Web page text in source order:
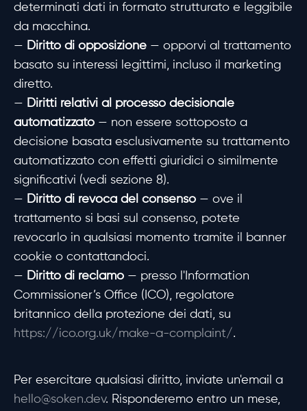
determinati dati in formato strutturato e leggibile
da macchina.
— Diritto di opposizione — opporvi al trattamento
basato su interessi legittimi, incluso il marketing
diretto.
— Diritti relativi al processo decisionale
automatizzato — non essere sottoposto a
decisione basata esclusivamente su trattamento
automatizzato con effetti giuridici o similmente
significativi (vedi sezione 8).
— Diritto di revoca del consenso — ove il
trattamento si basi sul consenso, potete
revocarlo in qualsiasi momento tramite il banner
cookie o contattandoci.
— Diritto di reclamo — presso l'Information
Commissioner’s Office (ICO), regolatore
britannico della protezione dei dati, su
https://ico.org.uk/make-a-complaint/.
Per esercitare qualsiasi diritto, inviate un'email a
hello@soken.dev. Risponderemo entro un mese,